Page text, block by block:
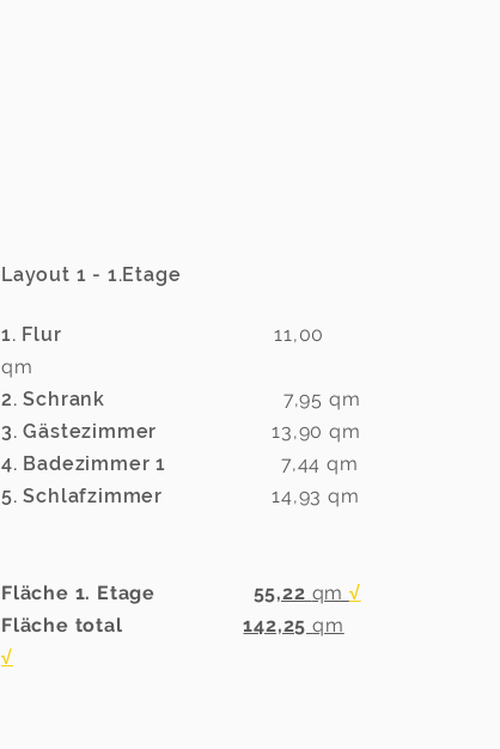
Layout 1 - 1.Etage
1. Flur11,00
qm
2. Schrank 7,95 qm
3. Gästezimmer 13,90 qm
4. Badezimmer 1
7,44 qm
5. Schlafzimmer 14,93 qm
Fläche 1. Etage 55,22 qm √
Fläche total142,25qm
√